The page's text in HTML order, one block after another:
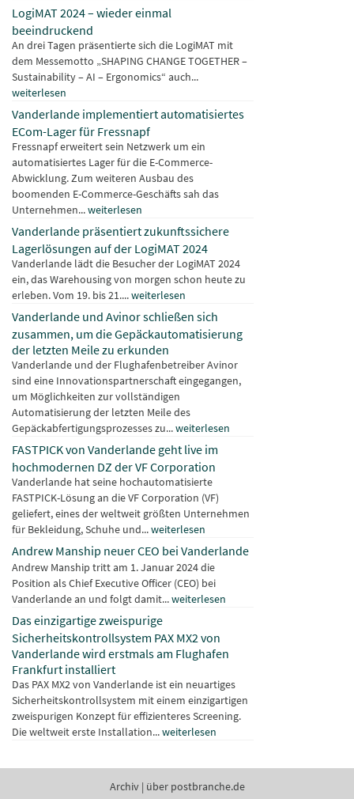
LogiMAT 2024 – wieder einmal
beeindruckend
An drei Tagen präsentierte sich die LogiMAT mit
dem Messemotto „SHAPING CHANGE TOGETHER –
Sustainability – AI – Ergonomics“ auch...
weiterlesen
Vanderlande implementiert automatisiertes
ECom-Lager für Fressnapf
Fressnapf erweitert sein Netzwerk um ein
automatisiertes Lager für die E-Commerce-
Abwicklung. Zum weiteren Ausbau des
boomenden E-Commerce-Geschäfts sah das
Unternehmen...weiterlesen
Vanderlande präsentiert zukunftssichere
Lagerlösungen auf der LogiMAT 2024
Vanderlande lädt die Besucher der LogiMAT 2024
ein, das Warehousing von morgen schon heute zu
erleben. Vom 19. bis 21....weiterlesen
Vanderlande und Avinor schließen sich
zusammen, um die Gepäckautomatisierung
der letzten Meile zu erkunden
Vanderlande und der Flughafenbetreiber Avinor
sind eine Innovationspartnerschaft eingegangen,
um Möglichkeiten zur vollständigen
Automatisierung der letzten Meile des
Gepäckabfertigungsprozesses zu...weiterlesen
FASTPICK von Vanderlande geht live im
hochmodernen DZ der VF Corporation
Vanderlande hat seine hochautomatisierte
FASTPICK-Lösung an die VF Corporation (VF)
geliefert, eines der weltweit größten Unternehmen
für Bekleidung, Schuhe und...weiterlesen
Andrew Manship neuer CEO bei Vanderlande
Andrew Manship tritt am 1. Januar 2024 die
Position als Chief Executive Officer (CEO) bei
Vanderlande an und folgt damit...weiterlesen
Das einzigartige zweispurige
Sicherheitskontrollsystem PAX MX2 von
Vanderlande wird erstmals am Flughafen
Frankfurt installiert
Das PAX MX2 von Vanderlande ist ein neuartiges
Sicherheitskontrollsystem mit einem einzigartigen
zweispurigen Konzept für effizienteres Screening.
Die weltweit erste Installation...weiterlesen
Archiv| über postbranche.de